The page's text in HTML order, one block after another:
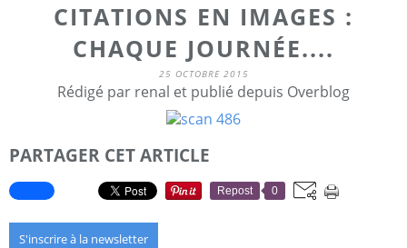
CITATIONS EN IMAGES :
CHAQUE JOURNÉE....
25 OCTOBRE 2015
Rédigé par renal et publié depuis Overblog
PARTAGER CET ARTICLE
Repost 0
S'inscrire à la newsletter